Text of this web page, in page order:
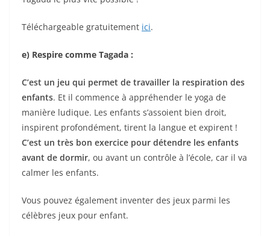
Téléchargeable gratuitement ici.
e) Respire comme Tagada :
C’est un jeu qui permet de travailler la respiration des
enfants. Et il commence à appréhender le yoga de
manière ludique. Les enfants s’assoient bien droit,
inspirent profondément, tirent la langue et expirent !
C’est un très bon exercice pour détendre les enfants
avant de dormir, ou avant un contrôle à l’école, car il va
calmer les enfants.
Vous pouvez également inventer des jeux parmi les
célèbres jeux pour enfant.